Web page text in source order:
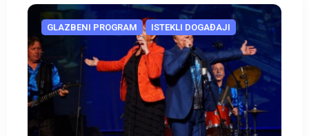
GLAZBENI PROGRAM ISTEKLI DOGAĐAJI